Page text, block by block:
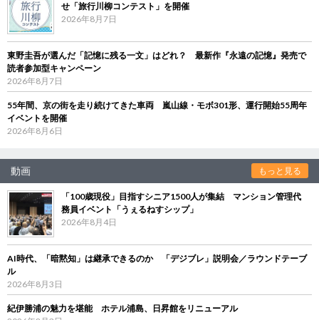
せ「旅行川柳コンテスト」を開催
2026年8月7日
東野圭吾が選んだ「記憶に残る一文」はどれ？ 最新作『永遠の記憶』発売で
読者参加型キャンペーン
2026年8月7日
55年間、京の街を走り続けてきた車両 嵐山線・モボ301形、運行開始55周年
イベントを開催
2026年8月6日
動画 もっと見る
「100歳現役」目指すシニア1500人が集結 マンション管理代
務員イベント「うぇるねすシップ」
2026年8月4日
AI時代、「暗黙知」は継承できるのか 「デジブレ」説明会／ラウンドテーブ
ル
2026年8月3日
紀伊勝浦の魅力を堪能 ホテル浦島、日昇館をリニューアル